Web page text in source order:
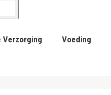
Verzorging Voeding